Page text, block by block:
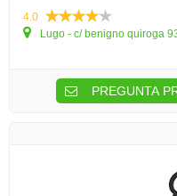
4.0
Lugo - c/ benigno quiroga
PREGUNTA